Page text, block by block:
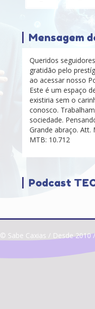
Mensagem
Queridos
gratidão pelo
ao acessar nosso
Este é um espaço
existiria sem o
conosco.
sociedade.
Grande abraço. Att.
MTB: 10.712
Podcast
© Sabe Caxias / Desde 2010